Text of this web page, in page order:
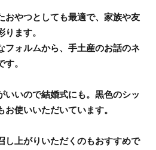
おやつとしても最適で、家族や友
ます。
フォルムから、手土産のお話のネ
。
いいので結婚式にも。黒色のシッ
使いいただいています。
し上がりいただくのもおすすめで